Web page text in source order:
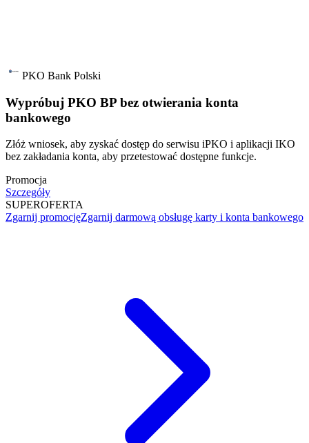
PKO Bank Polski
Wypróbuj PKO BP bez otwierania konta
bankowego
Złóż wniosek, aby zyskać dostęp do serwisu iPKO i aplikacji IKO
bez zakładania konta, aby przetestować dostępne funkcje.
Promocja
Szczegóły
SUPEROFERTA
Zgarnij promocjęZgarnij darmową obsługę karty i konta bankowego